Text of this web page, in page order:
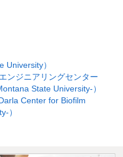
University）
ンジニアリングセンター
State University-）
Center for Biofilm
）